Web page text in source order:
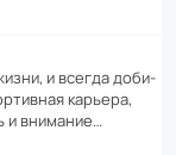
и всегда доби­
карьера,
и внимание…